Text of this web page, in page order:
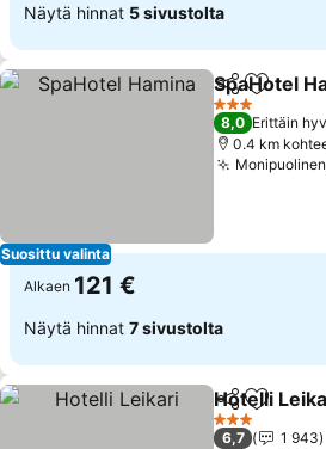
Näytä hinnat 5 sivustolta
Suosittu valinta
Jaa Lisää
SpaHotel
3 Tähtiluokitus
8,0 Erittäin
0.4 km
Alkaen 121 €
Näytä hinnat 7 sivustolta
Jaa Lisää
Hotelli
3 Tähtiluokitus
6,7
1 943